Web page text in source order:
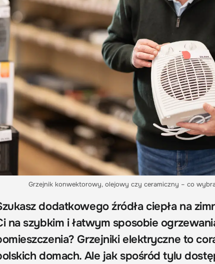
Grzejnik konwektorowy, olejowy czy ceramiczny – co
dodatkowego źródła ciepła na
na szybkim i łatwym sposobie
Grzejniki elektryczne to
domach. Ale jak spośród tylu